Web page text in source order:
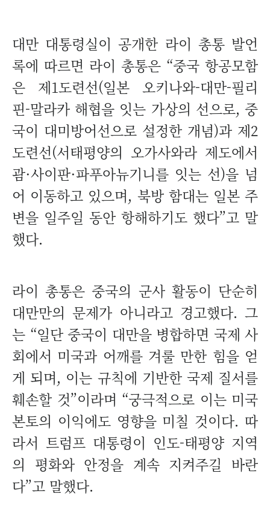
대만 대통령실이 공개한 라이 총통 발언
록에 따르면 라이 총통은 “중국 항공모함
은 제1도련선(일본 오키나와-대만-필리
핀-말라카 해협을 잇는 가상의 선으로, 중
국이 대미방어선으로 설정한 개념)과 제2
도련선(서태평양의 오가사와라 제도에서
괌·사이판·파푸아뉴기니를 잇는 선)을 넘
어 이동하고 있으며, 북방 함대는 일본 주
변을 일주일 동안 항해하기도 했다”고 말
했다.
라이 총통은 중국의 군사 활동이 단순히
대만만의 문제가 아니라고 경고했다. 그
는 “일단 중국이 대만을 병합하면 국제 사
회에서 미국과 어깨를 겨룰 만한 힘을 얻
게 되며, 이는 규칙에 기반한 국제 질서를
훼손할 것”이라며 “궁극적으로 이는 미국
본토의 이익에도 영향을 미칠 것이다. 따
라서 트럼프 대통령이 인도-태평양 지역
의 평화와 안정을 계속 지켜주길 바란
다”고 말했다.